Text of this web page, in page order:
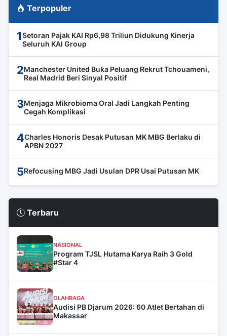
Terpopuler
1Setoran Pajak KAI Rp6,98 Triliun Didukung Kinerja
Seluruh KAI Group
2Manchester United Buka Peluang Rekrut Tchouameni,
Real Madrid Beri Sinyal Positif
3Menjaga Mikrobioma Oral Jadi Langkah Penting
Cegah Komplikasi
4Charles Honoris Desak Putusan MK MBG Berlaku di
APBN 2027
5Refocusing MBG Jadi Usulan DPR Usai Putusan MK
Terbaru
NASIONAL
Program TJSL Hutama Karya Raih 3 Gold
#Star 4
OLAHRAGA
Audisi PB Djarum 2026: 60 Atlet Bertahan di
Makassar